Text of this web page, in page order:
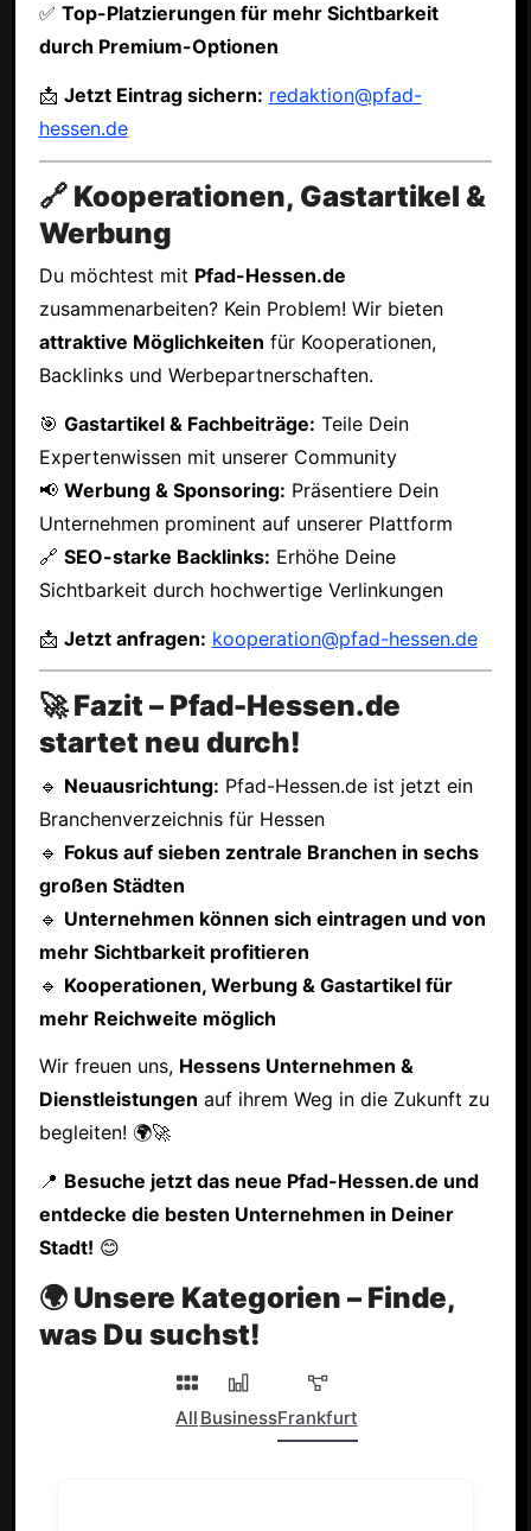
✅ Top-Platzierungen für mehr Sichtbarkeit
durch Premium-Optionen
📩 Jetzt Eintrag sichern: redaktion@pfad-
hessen.de
🔗 Kooperationen, Gastartikel &
Werbung
Du möchtest mit Pfad-Hessen.de
zusammenarbeiten? Kein Problem! Wir bieten
attraktive Möglichkeiten für Kooperationen,
Backlinks und Werbepartnerschaften.
🎯 Gastartikel & Fachbeiträge: Teile Dein
Expertenwissen mit unserer Community
📢 Werbung & Sponsoring: Präsentiere Dein
Unternehmen prominent auf unserer Plattform
🔗 SEO-starke Backlinks: Erhöhe Deine
Sichtbarkeit durch hochwertige Verlinkungen
📩 Jetzt anfragen: kooperation@pfad-hessen.de
🚀 Fazit – Pfad-Hessen.de
startet neu durch!
🔹 Neuausrichtung: Pfad-Hessen.de ist jetzt ein
Branchenverzeichnis für Hessen
🔹 Fokus auf sieben zentrale Branchen in sechs
großen Städten
🔹 Unternehmen können sich eintragen und von
mehr Sichtbarkeit profitieren
🔹 Kooperationen, Werbung & Gastartikel für
mehr Reichweite möglich
Wir freuen uns, Hessens Unternehmen &
Dienstleistungen auf ihrem Weg in die Zukunft zu
begleiten! 🌍🚀
📍 Besuche jetzt das neue Pfad-Hessen.de und
entdecke die besten Unternehmen in Deiner
Stadt! 😊
🌍 Unsere Kategorien – Finde,
was Du suchst!
All BusinessFrankfurt